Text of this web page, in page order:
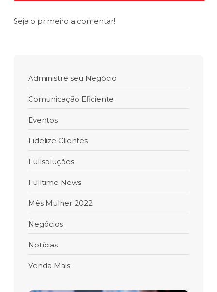
Seja o primeiro a comentar!
Administre seu Negócio
Comunicação Eficiente
Eventos
Fidelize Clientes
Fullsoluções
Fulltime News
Mês Mulher 2022
Negócios
Notícias
Venda Mais